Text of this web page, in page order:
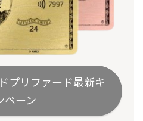
プリファード最新キ
ペーン